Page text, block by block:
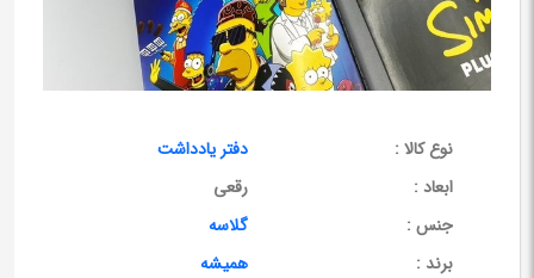
نوع کالا :
دفتر یادداشت
ابعاد :
رقعی
جنس :
گلاسه
برند :
همیشه